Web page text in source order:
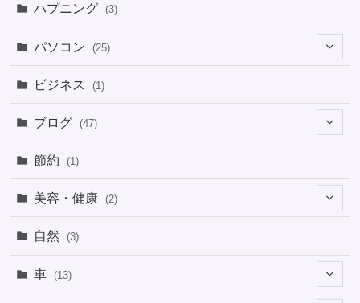
ハプニング (3)
パソコン (25)
(8)
(1)
(1) (6)
(4)
ビジネス (1)
ブログ (47)
節約 (1)
美容・健康 (2)
(1)
自然 (3)
車 (13)